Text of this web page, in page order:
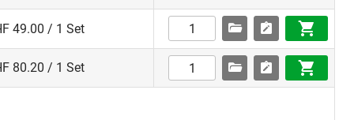
49.00 / 1 Set
80.20 / 1 Set